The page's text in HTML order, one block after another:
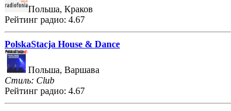
Польша, Краков
Рейтинг радио: 4.67
PolskaStacja House & Dance
Польша, Варшава
Стиль: Club
Рейтинг радио: 4.67